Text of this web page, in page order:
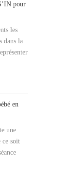
pour
les
dans la
en
une
ce soit